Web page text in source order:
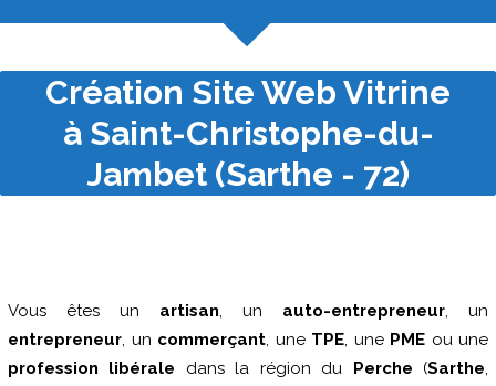
Création Site Web Vitrine
à Saint-Christophe-du-
Jambet (Sarthe - 72)
Vous êtes un artisan, un auto-entrepreneur, un
entrepreneur, un commerçant, une TPE, une PME ou une
profession libérale dans la région du Perche (Sarthe,